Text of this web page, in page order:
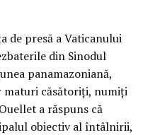
de presă a Vaticanului
din Sinodul
panamazoniană,
căsătoriți, numiți
a răspuns că
obiectiv al întâlnirii,